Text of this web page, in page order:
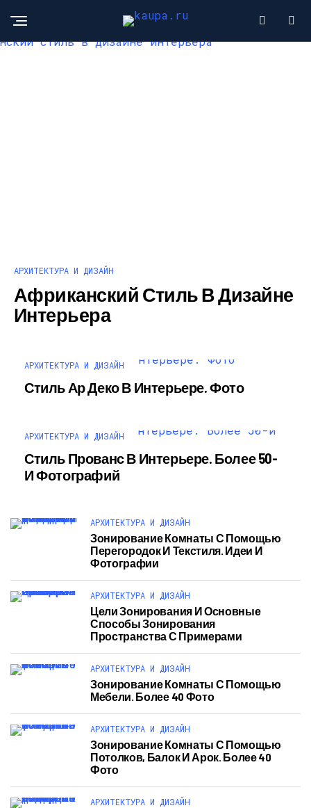
АРХИТЕКТУРА И ДИЗАЙН
Африканский Стиль В Дизайне
Интерьера
АРХИТЕКТУРА И ДИЗАЙН
Стиль Ар Деко В Интерьере. Фото
АРХИТЕКТУРА И ДИЗАЙН
Стиль Прованс В Интерьере. Более 50-
И Фотографий
АРХИТЕКТУРА И ДИЗАЙН
Зонирование Комнаты С Помощью
Перегородок И Текстиля. Идеи И
Фотографии
АРХИТЕКТУРА И ДИЗАЙН
Цели Зонирования И Основные
Способы Зонирования
Пространства С Примерами
АРХИТЕКТУРА И ДИЗАЙН
Зонирование Комнаты С Помощью
Мебели. Более 40 Фото
АРХИТЕКТУРА И ДИЗАЙН
Зонирование Комнаты С Помощью
Потолков, Балок И Арок. Более 40
Фото
АРХИТЕКТУРА И ДИЗАЙН